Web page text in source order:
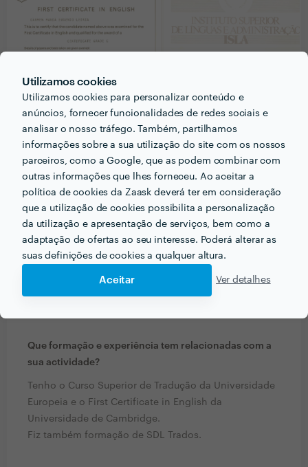
Utilizamos cookies
Utilizamos cookies para personalizar conteúdo e
anúncios, fornecer funcionalidades de redes sociais e
analisar o nosso tráfego. Também, partilhamos
informações sobre a sua utilização do site com os nossos
parceiros, como a Google, que as podem combinar com
outras informações que lhes forneceu. Ao aceitar a
política de cookies da Zaask deverá ter em consideração
que a utilização de cookies possibilita a personalização
da utilização e apresentação de serviços, bem como a
adaptação de ofertas ao seu interesse. Poderá alterar as
suas definições de cookies a qualquer altura.
Aceitar Ver detalhes
PERGUNTAS E RESPOSTAS
Em que informações deve um ou uma cliente pensar
acerca do projecto que quer realizar antes de falar
com profissionais?
O cliente deve verificar qual é o projecto que tem
para realizar, quais as suas condições específicas,
para quando necessita do trabalho, e quanto pode
Que formação e experiência tem relacionadas com a
sua actividade?
Tenho o Curso Superior de Tradução da Universidade
Europeia e o First Certificate in English da
Universidade de Cambridge.
Fiz também formação de SDL Trados.